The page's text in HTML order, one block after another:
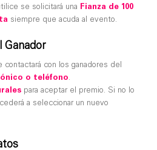
se solicitará una Fianza de 100
siempre que acuda al evento.
Ganador
contactará con los ganadores del
o teléfono.
para aceptar el premio. Si no lo
a seleccionar un nuevo